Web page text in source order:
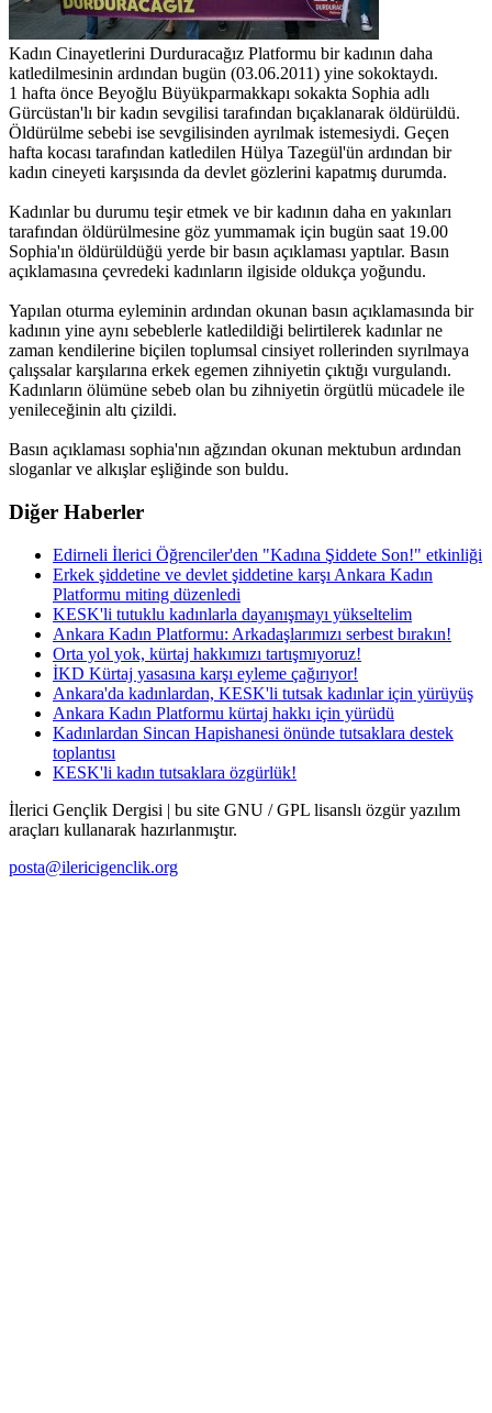
Kadın Cinayetlerini Durduracağız Platformu bir kadının daha
katledilmesinin ardından bugün (03.06.2011) yine sokoktaydı.
1 hafta önce Beyoğlu Büyükparmakkapı sokakta Sophia adlı
Gürcüstan'lı bir kadın sevgilisi tarafından bıçaklanarak öldürüldü.
Öldürülme sebebi ise sevgilisinden ayrılmak istemesiydi. Geçen
hafta kocası tarafından katledilen Hülya Tazegül'ün ardından bir
kadın cineyeti karşısında da devlet gözlerini kapatmış durumda.
Kadınlar bu durumu teşir etmek ve bir kadının daha en yakınları
tarafından öldürülmesine göz yummamak için bugün saat 19.00
Sophia'ın öldürüldüğü yerde bir basın açıklaması yaptılar. Basın
açıklamasına çevredeki kadınların ilgiside oldukça yoğundu.
Yapılan oturma eyleminin ardından okunan basın açıklamasında bir
kadının yine aynı sebeblerle katledildiği belirtilerek kadınlar ne
zaman kendilerine biçilen toplumsal cinsiyet rollerinden sıyrılmaya
çalışsalar karşılarına erkek egemen zihniyetin çıktığı vurgulandı.
Kadınların ölümüne sebeb olan bu zihniyetin örgütlü mücadele ile
yenileceğinin altı çizildi.
Basın açıklaması sophia'nın ağzından okunan mektubun ardından
sloganlar ve alkışlar eşliğinde son buldu.
Diğer Haberler
Edirneli İlerici Öğrenciler'den "Kadına Şiddete Son!" etkinliği
Erkek şiddetine ve devlet şiddetine karşı Ankara Kadın
Platformu miting düzenledi
KESK'li tutuklu kadınlarla dayanışmayı yükseltelim
Ankara Kadın Platformu: Arkadaşlarımızı serbest bırakın!
Orta yol yok, kürtaj hakkımızı tartışmıyoruz!
İKD Kürtaj yasasına karşı eyleme çağırıyor!
Ankara'da kadınlardan, KESK'li tutsak kadınlar için yürüyüş
Ankara Kadın Platformu kürtaj hakkı için yürüdü
Kadınlardan Sincan Hapishanesi önünde tutsaklara destek
toplantısı
KESK'li kadın tutsaklara özgürlük!
İlerici Gençlik Dergisi | bu site GNU / GPL lisanslı özgür yazılım
araçları kullanarak hazırlanmıştır.
posta@ilericigenclik.org